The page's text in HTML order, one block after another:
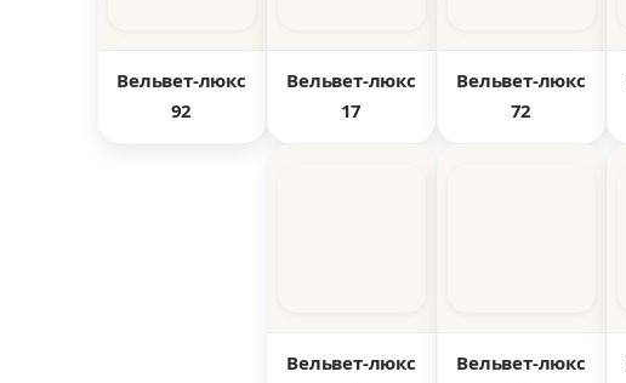
Вельвет-люкс
92
Вельвет-люкс
17
Вельвет-люкс
72
Вельвет-люкс
Вельвет-люкс